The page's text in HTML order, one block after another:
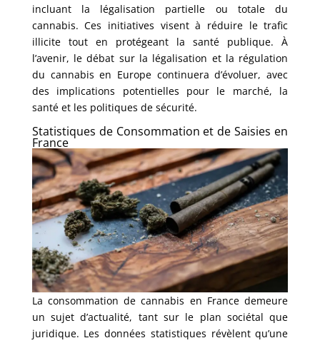
incluant la légalisation partielle ou totale du
cannabis. Ces initiatives visent à réduire le trafic
illicite tout en protégeant la santé publique. À
l’avenir, le débat sur la légalisation et la régulation
du cannabis en Europe continuera d’évoluer, avec
des implications potentielles pour le marché, la
santé et les politiques de sécurité.
Statistiques de Consommation et de Saisies en
France
La consommation de cannabis en France demeure
un sujet d’actualité, tant sur le plan sociétal que
juridique. Les données statistiques révèlent qu’une